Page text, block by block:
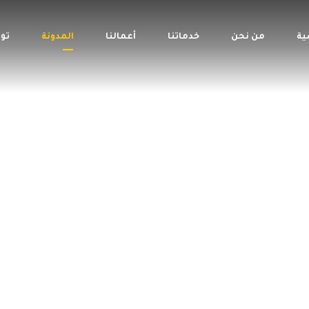
من نحن خدماتنا أعمالنا المدونة